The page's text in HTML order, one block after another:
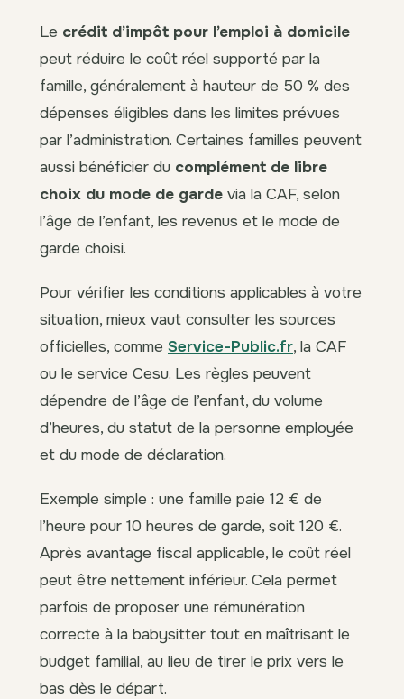
Le crédit d’impôt pour l’emploi à domicile
peut réduire le coût réel supporté par la
famille, généralement à hauteur de 50 % des
dépenses éligibles dans les limites prévues
par l’administration. Certaines familles peuvent
aussi bénéficier du complément de libre
choix du mode de garde via la CAF, selon
l’âge de l’enfant, les revenus et le mode de
garde choisi.
Pour vérifier les conditions applicables à votre
situation, mieux vaut consulter les sources
officielles, comme Service-Public.fr, la CAF
ou le service Cesu. Les règles peuvent
dépendre de l’âge de l’enfant, du volume
d’heures, du statut de la personne employée
et du mode de déclaration.
Exemple simple : une famille paie 12 € de
l’heure pour 10 heures de garde, soit 120 €.
Après avantage fiscal applicable, le coût réel
peut être nettement inférieur. Cela permet
parfois de proposer une rémunération
correcte à la babysitter tout en maîtrisant le
budget familial, au lieu de tirer le prix vers le
bas dès le départ.